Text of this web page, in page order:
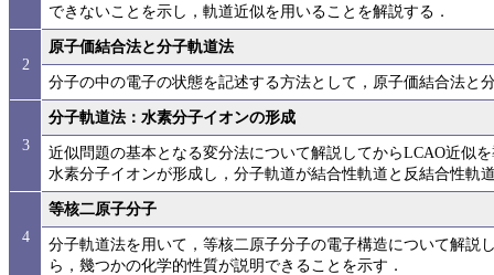
できないことを示し，軌道近似を用いることを解説する．
2
原子価結合法と分子軌道法
分子の中の電子の状態を記述する方法として，原子価結合法と
3
分子軌道法：水素分子イオンの形成
近似問題の基本となる変分法について解説してからLCAO近似
水素分子イオンが形成し，分子軌道が結合性軌道と反結合性軌
4
等核二原子分子
分子軌道法を用いて，等核二原子分子の電子構造について解説
ら，幾つかの化学的性質が説明できることを示す．